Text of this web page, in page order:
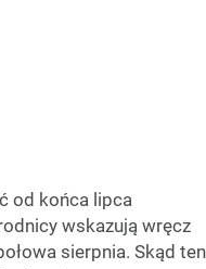
od końca lipca
wskazują wręcz
sierpnia. Skąd ten